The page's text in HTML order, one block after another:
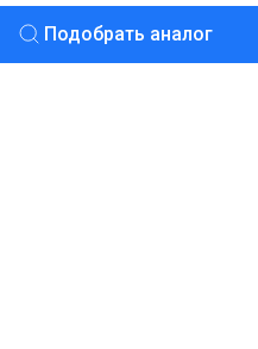
Подобрать аналог